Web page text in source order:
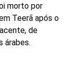
morto por
Teerã após o
de
árabes.